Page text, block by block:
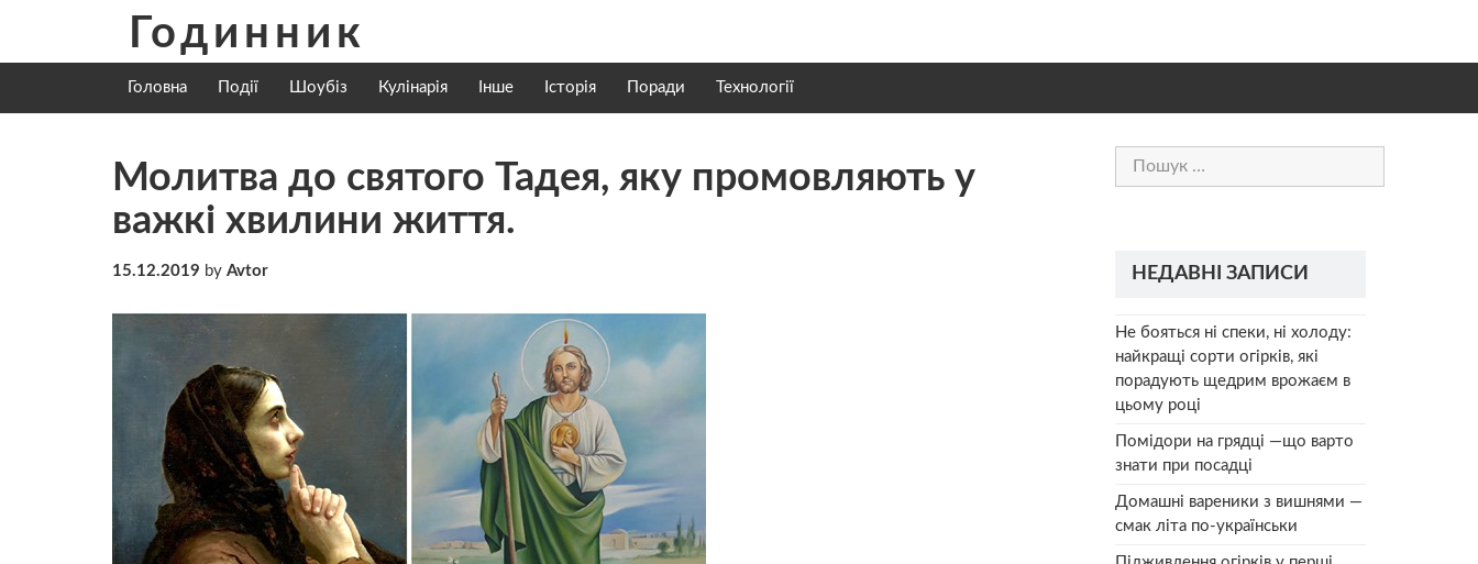
content
Годинник
Головна Події Шоубіз Кулінарія Інше Історія Поради Технології
Молитва до святого Тадея, яку промовляють у
важкі хвилини життя.
15.12.2019 by Avtor
Пошук:
НЕДАВНІ ЗАПИСИ
Не бояться ні спеки, ні холоду:
найкращі сорти огірків, які
порадують щедрим врожаєм в
цьому році
Помідори на грядці —що варто
знати при посадці
Домашні вареники з вишнями —
смак літа по-українськи